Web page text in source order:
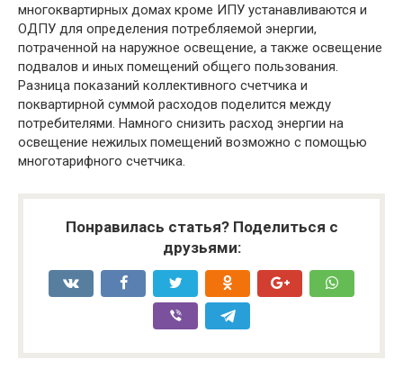
многоквартирных домах кроме ИПУ устанавливаются и
ОДПУ для определения потребляемой энергии,
потраченной на наружное освещение, а также освещение
подвалов и иных помещений общего пользования.
Разница показаний коллективного счетчика и
поквартирной суммой расходов поделится между
потребителями. Намного снизить расход энергии на
освещение нежилых помещений возможно с помощью
многотарифного счетчика.
Понравилась статья? Поделиться с
друзьями: